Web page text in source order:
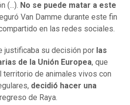
(...). No se puede matar a este
Van Damme durante este fin
en las redes sociales.
justificaba su decisión por las
de la Unión Europea, que
territorio de animales vivos con
decidió hacer una
de Raya.